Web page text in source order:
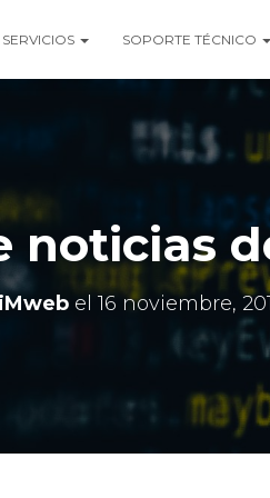
SERVICIOS SOPORTE TÉCNICO
noticias
el 16 noviembre,